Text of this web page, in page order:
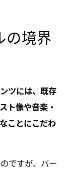
境界
ツには、既存
ト像や音楽・
ことにこだわ
ですが、バー